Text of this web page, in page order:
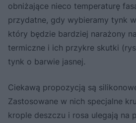
obniżające nieco temperaturę
przydatne, gdy wybieramy tynk
który będzie bardziej narażony
termiczne i ich przykre skutki
tynk o barwie jasnej.
Ciekawą propozycją są
Zastosowane w nich specjalne
krople deszczu i rosa ulegają na